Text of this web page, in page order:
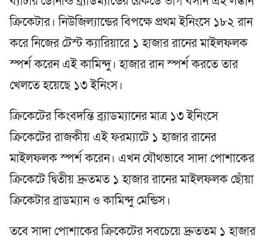
ক্রিকেটার। নিউজিল্যান্ডের বিপক্ষে প্রথম ইনিংসে ১৮২ রান
করে নিজের টেস্ট ক্যারিয়ারে ১ হাজার রানের মাইলফলক
স্পর্শ করেন এই কামিন্দু। হাজার রান স্পর্শ করতে তার
খেলতে হয়েছে ১৩ ইনিংস।
ক্রিকেটের কিংবদন্তি ব্র্যাডম্যানের মাত্র ১৩ ইনিংসে
ক্রিকেটের রাজকীয় এই ফরম্যাটে ১ হাজার রানের
মাইলফলক স্পর্শ করেন। এখন যৌথভাবে সাদা পোশাকের
ক্রিকেটে দ্বিতীয় দ্রুতমত ১ হাজার রানের মাইলফলক ছোঁয়া
ক্রিকেটার ব্রাডম্যান ও কামিন্দু মেন্ডিস।
তবে সাদা পোশাকের ক্রিকেটের সবচেয়ে দ্রুততম ১ হাজার